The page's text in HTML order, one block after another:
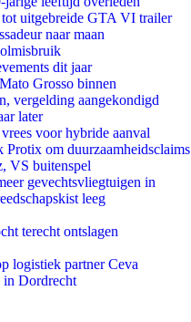
uitgebreide GTA VI trailer
naar maan
dit jaar
Grosso binnen
vergelding aangekondigd
later
voor hybride aanval
om duurzaamheidsclaims
VS buitenspel
gevechtsvliegtuigen in
leeg
terecht ontslagen
logistiek partner Ceva
in Dordrecht